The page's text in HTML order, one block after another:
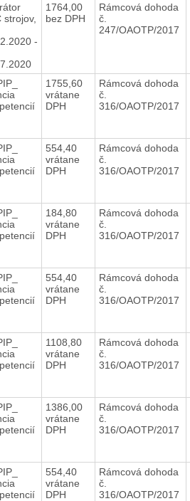
strojov,
-
1764,00
bez DPH
Rámcová dohoda
č.
247/OAOTP/2017
1755,60
vrátane
DPH
Rámcová dohoda
č.
316/OAOTP/2017
554,40
vrátane
DPH
Rámcová dohoda
č.
316/OAOTP/2017
184,80
vrátane
DPH
Rámcová dohoda
č.
316/OAOTP/2017
554,40
vrátane
DPH
Rámcová dohoda
č.
316/OAOTP/2017
1108,80
vrátane
DPH
Rámcová dohoda
č.
316/OAOTP/2017
1386,00
vrátane
DPH
Rámcová dohoda
č.
316/OAOTP/2017
554,40
vrátane
DPH
Rámcová dohoda
č.
316/OAOTP/2017